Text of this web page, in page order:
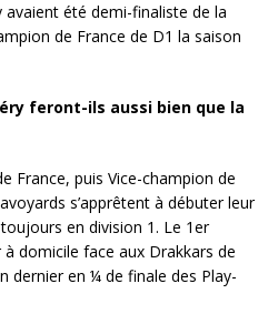
avaient été demi-finaliste de la
de France de D1 la saison
feront-ils aussi bien que la
France, puis Vice-champion de
s’apprêtent à débuter leur
en division 1. Le 1er
domicile face aux Drakkars de
dernier en ¼ de finale des Play-